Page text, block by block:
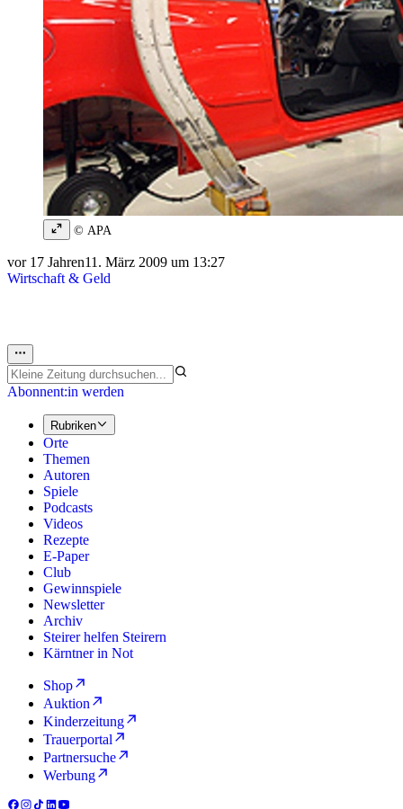
© APA
vor 17 Jahren11. März 2009 um 13:27
Wirtschaft & Geld
Abonnent:in werden
Rubriken
Orte
Themen
Autoren
Spiele
Podcasts
Videos
Rezepte
E-Paper
Club
Gewinnspiele
Newsletter
Archiv
Steirer helfen Steirern
Kärntner in Not
Shop
Auktion
Kinderzeitung
Trauerportal
Partnersuche
Werbung